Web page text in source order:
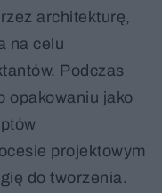
architekturę,
na celu
Podczas
opakowaniu jako
projektowym
do tworzenia.